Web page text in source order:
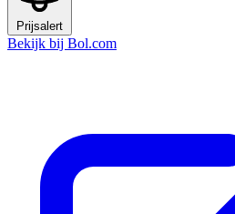
Prijsalert
Bekijk bij Bol.com